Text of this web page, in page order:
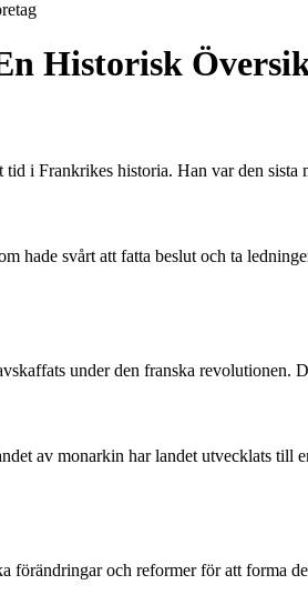
Historisk
i Frankrikes historia. Han var den
hade svårt att fatta beslut och ta
under den franska revolutionen.
av monarkin har landet utvecklats till
och reformer för att forma